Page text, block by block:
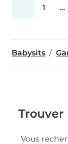
1 ...
Babysits
Vous